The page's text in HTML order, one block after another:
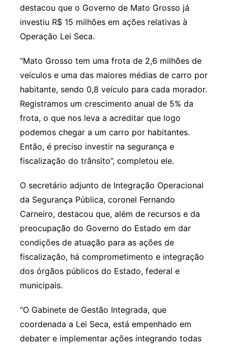
destacou que o Governo de Mato Grosso já
investiu R$ 15 milhões em ações relativas à
Operação Lei Seca.
“Mato Grosso tem uma frota de 2,6 milhões de
veículos e uma das maiores médias de carro por
habitante, sendo 0,8 veículo para cada morador.
Registramos um crescimento anual de 5% da
frota, o que nos leva a acreditar que logo
podemos chegar a um carro por habitantes.
Então, é preciso investir na segurança e
fiscalização do trânsito”, completou ele.
O secretário adjunto de Integração Operacional
da Segurança Pública, coronel Fernando
Carneiro, destacou que, além de recursos e da
preocupação do Governo do Estado em dar
condições de atuação para as ações de
fiscalização, há comprometimento e integração
dos órgãos públicos do Estado, federal e
municipais.
“O Gabinete de Gestão Integrada, que
coordenada a Lei Seca, está empenhado em
debater e implementar ações integrando todas